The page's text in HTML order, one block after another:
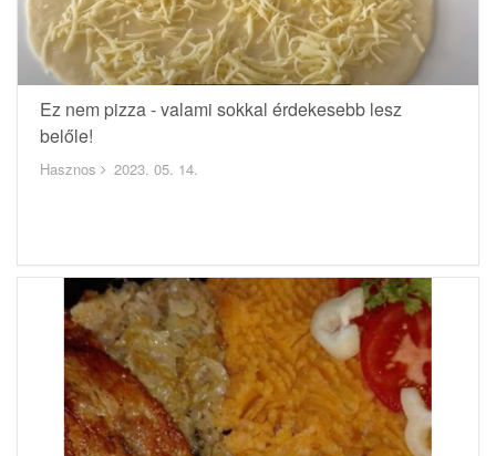
Ez nem pizza - valami sokkal érdekesebb lesz
belőle!
Hasznos 2023. 05. 14.